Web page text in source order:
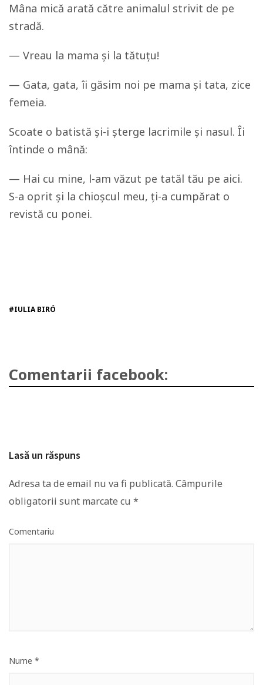
Mâna mică arată către animalul strivit de pe
stradă.
— Vreau la mama și la tătuțu!
— Gata, gata, îi găsim noi pe mama și tata, zice
femeia.
Scoate o batistă și-i șterge lacrimile și nasul. Îi
întinde o mână:
— Hai cu mine, l-am văzut pe tatăl tău pe aici.
S-a oprit și la chioșcul meu, ți-a cumpărat o
revistă cu ponei.
#IULIA BIRÓ
Comentarii facebook:
Lasă un răspuns
Adresa ta de email nu va fi publicată. Câmpurile
obligatorii sunt marcate cu *
Comentariu
Nume *